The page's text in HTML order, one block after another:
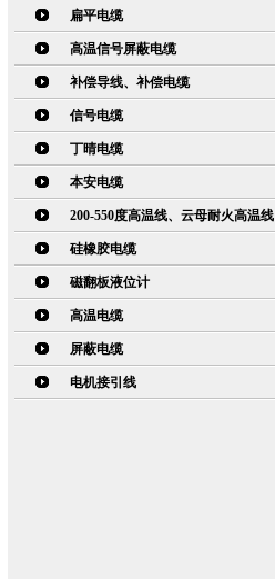
扁平电缆
高温信号屏蔽电缆
补偿导线、补偿电缆
信号电缆
丁晴电缆
本安电缆
200-550度高温线、云母耐火高温线
硅橡胶电缆
磁翻板液位计
高温电缆
屏蔽电缆
电机接引线